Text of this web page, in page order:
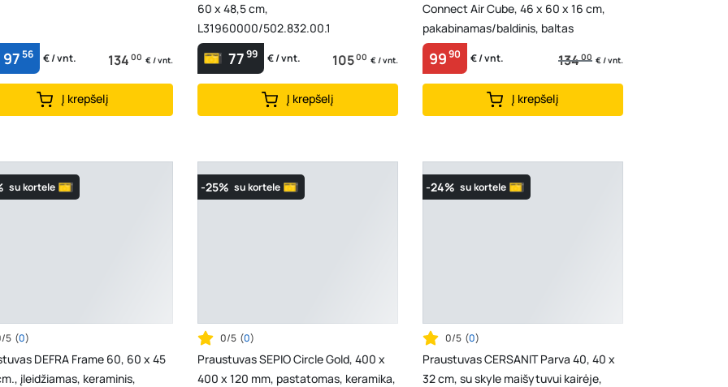
9756 € / vnt. 134 00 € / vnt.
Į krepšelį
60 x 48,5 cm,
L31960000/502.832.00.1
7799 € / vnt. 10500 € / vnt.
Į krepšelį
Connect Air Cube, 46 x 60 x 16 cm,
pakabinamas/baldinis, baltas
9990 € / vnt. 13400 € / vnt.
Į krepšelį
su kortele
5 (0)
DEFRA Frame 60, 60 x 45
įleidžiamas, keraminis,
-25% su kortele
0/5 (0)
Praustuvas SEPIO Circle Gold, 400 x
400 x 120 mm, pastatomas, keramika,
-24% su kortele
0/5 (0)
Praustuvas CERSANIT Parva 40, 40 x
32 cm, su skyle maišytuvui kairėje,